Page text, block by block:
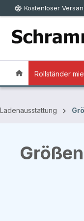
Hauptinhalt springen
Zur Suche springen
ZurKostenloser
Rollständer
Ladenausstattung